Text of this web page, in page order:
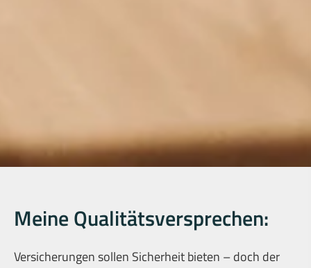
Meine Qualitätsversprechen:
Versicherungen sollen Sicherheit bieten – doch der